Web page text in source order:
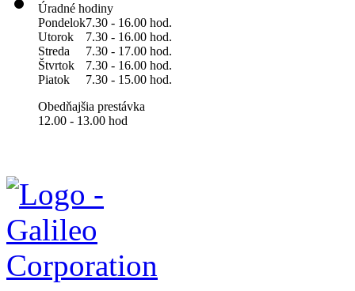
Úradné hodiny
Pondelok7.30 - 16.00 hod.
Utorok
7.30 - 16.00 hod.
Streda
7.30 - 17.00 hod.
Štvrtok
7.30 - 16.00 hod.
Piatok
7.30 - 15.00 hod.
Obedňajšia prestávka
12.00 - 13.00 hod